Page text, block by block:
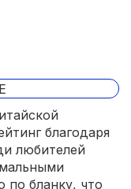
благодаря
любителей
по бланку, что